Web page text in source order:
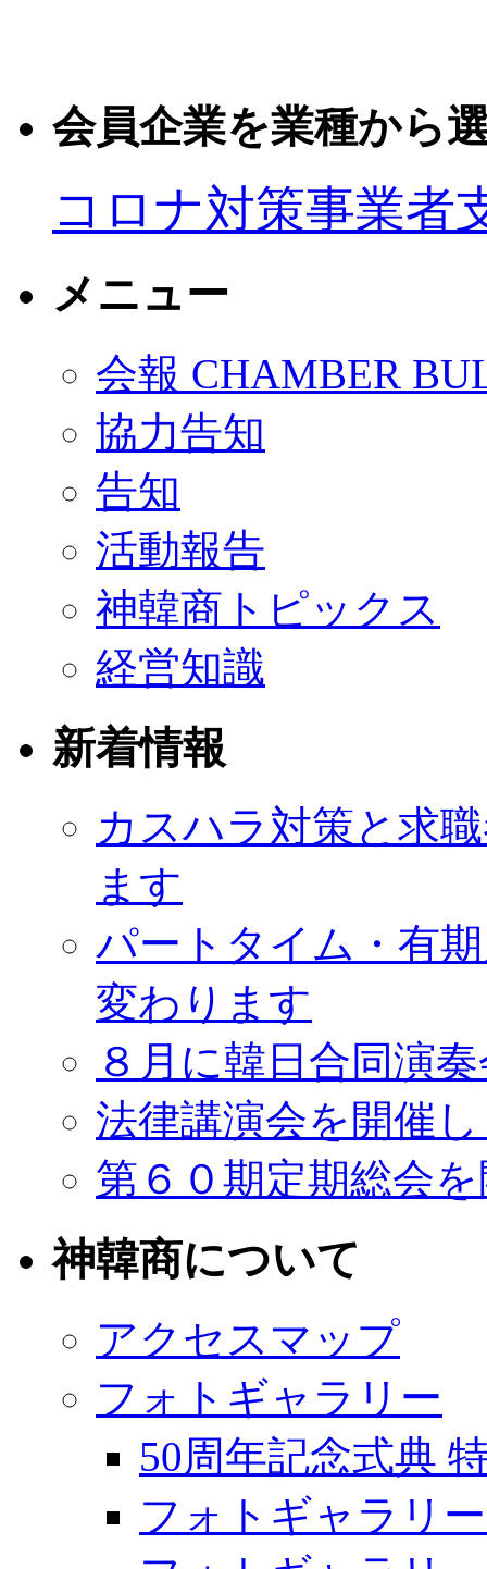
会員企業を業種から
コロナ対策事業者
メニュー
会報 CHAMBER
協力告知
告知
活動報告
神韓商トピックス
経営知識
新着情報
カスハラ対策と求
ます
パートタイム・有
変わります
８月に韓日合同演
法律講演会を開催
第６０期定期総会
神韓商について
アクセスマップ
フォトギャラリー
50周年記念式典
フォトギャラリ